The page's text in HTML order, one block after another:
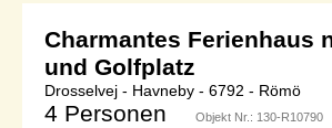
Charmantes Ferienhaus
und Golfplatz
Drosselvej - Havneby - 6792 - Römö
4 Personen Objekt Nr.: 130-R10790